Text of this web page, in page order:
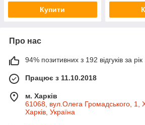
Купити
Про нас
94% позитивних з 192 відгуків за рік
Працює з 11.10.2018
м. Харків
61068, вул.Олега Громадського, 1,
Харків, Україна